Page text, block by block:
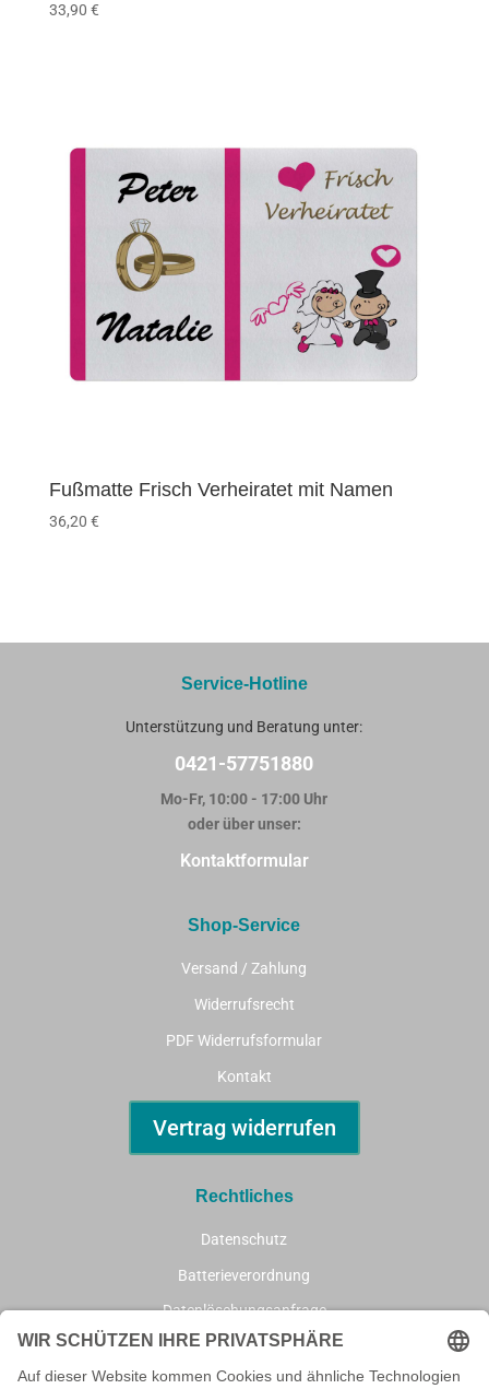
33,90 €
Fußmatte Frisch Verheiratet mit Namen
36,20 €
Service-Hotline
Unterstützung und Beratung unter:
0421-57751880
Mo-Fr, 10:00 - 17:00 Uhr
oder über unser:
Kontaktformular
Shop-Service
Versand / Zahlung
Widerrufsrecht
PDF Widerrufsformular
Kontakt
Vertrag widerrufen
Rechtliches
Datenschutz
Batterieverordnung
Datenlöschungsanfrage
AGB
Impressum